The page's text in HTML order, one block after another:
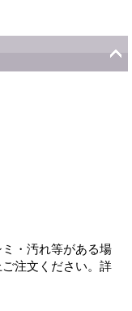
・汚れ等がある場
注文ください。詳